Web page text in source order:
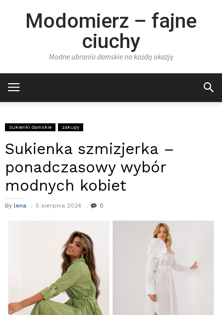
Modomierz – fajne
ciuchy
Modne ubrania damskie na każdą okazję
Sukienki damskie zakupy
Sukienka szmizjerka –
ponadczasowy wybór
modnych kobiet
By lena 5 sierpnia 2024 0